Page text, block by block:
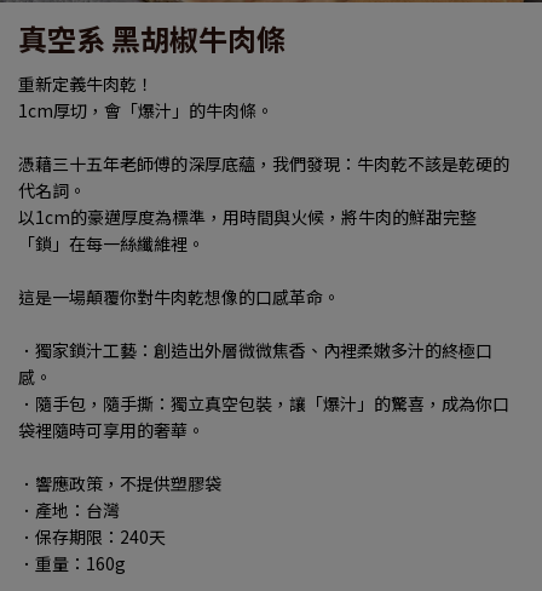
真空系 黑胡椒牛肉條
重新定義牛肉乾！
1cm厚切，會「爆汁」的牛肉條。
憑藉三十五年老師傅的深厚底蘊，我們發現：牛肉乾不該是乾硬的
代名詞。
以1cm的豪邁厚度為標準，用時間與火候，將牛肉的鮮甜完整
「鎖」在每一絲纖維裡。
這是一場顛覆你對牛肉乾想像的口感革命。
．獨家鎖汁工藝：創造出外層微微焦香、內裡柔嫩多汁的終極口
感。
．隨手包，隨手撕：獨立真空包裝，讓「爆汁」的驚喜，成為你口
袋裡隨時可享用的奢華。
．響應政策，不提供塑膠袋
．產地：台灣
．保存期限：240天
．重量：160g